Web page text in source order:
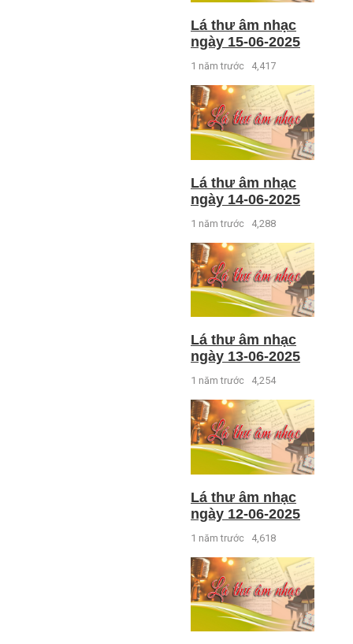
Lá thư âm nhạc
ngày 15-06-2025
1 năm trước 4,417
Lá thư âm nhạc
ngày 14-06-2025
1 năm trước 4,288
Lá thư âm nhạc
ngày 13-06-2025
1 năm trước 4,254
Lá thư âm nhạc
ngày 12-06-2025
1 năm trước 4,618